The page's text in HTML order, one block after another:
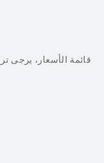
قائمة الأسعار، يرجى